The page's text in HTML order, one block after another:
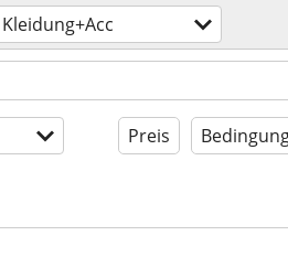
Kleidung+Acc
Preis